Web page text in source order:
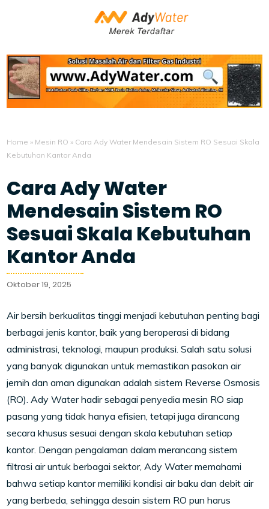
Home » Mesin RO » Cara Ady Water Mendesain Sistem RO Sesuai Skala
Kebutuhan Kantor Anda
Cara Ady Water
Mendesain Sistem RO
Sesuai Skala Kebutuhan
Kantor Anda
Oktober 19, 2025
Air bersih berkualitas tinggi menjadi kebutuhan penting bagi
berbagai jenis kantor, baik yang beroperasi di bidang
administrasi, teknologi, maupun produksi. Salah satu solusi
yang banyak digunakan untuk memastikan pasokan air
jernih dan aman digunakan adalah sistem Reverse Osmosis
(RO). Ady Water hadir sebagai penyedia mesin RO siap
pasang yang tidak hanya efisien, tetapi juga dirancang
secara khusus sesuai dengan skala kebutuhan setiap
kantor. Dengan pengalaman dalam merancang sistem
filtrasi air untuk berbagai sektor, Ady Water memahami
bahwa setiap kantor memiliki kondisi air baku dan debit air
yang berbeda, sehingga desain sistem RO pun harus